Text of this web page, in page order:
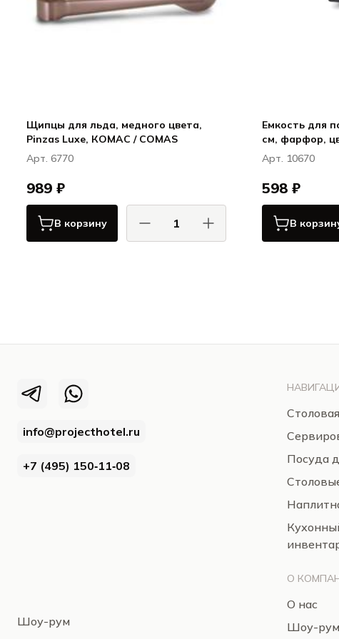
Щипцы для льда, медного цвета,
Pinzas Luxe, КОМАС / COMAS
Арт. 6770
989 ₽
В корзину
Емкость для
Арт. 10670
598 ₽
В
info@projecthotel.ru
+7 (495) 150‑11‑08
Шоу-рум
Посуда
О
О нас
Шоу-рум